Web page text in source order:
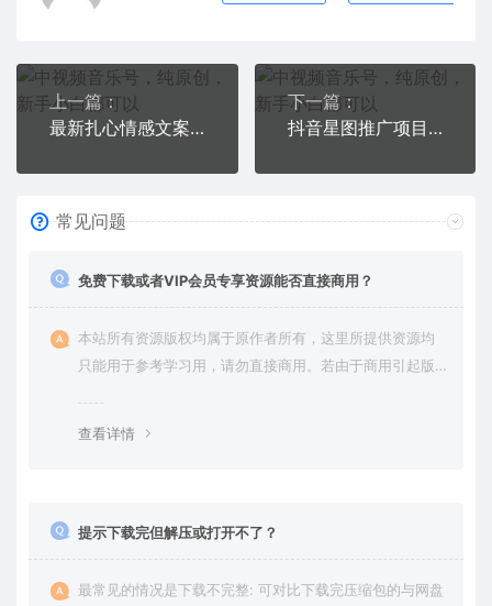
上一篇：
最新扎心情感文案玩法，独家小白一分钟一条原创作品，单个作品变现5000+，流量爆炸（附完整渠道）
下一篇：
抖音星图推广项目，3-7天就能完成，每单1000元，可多号一起做
常见问题
免费下载或者VIP会员专享资源能否直接商用？
本站所有资源版权均属于原作者所有，这里所提供资源均
只能用于参考学习用，请勿直接商用。若由于商用引起版
查看详情
提示下载完但解压或打开不了？
最常见的情况是下载不完整: 可对比下载完压缩包的与网盘